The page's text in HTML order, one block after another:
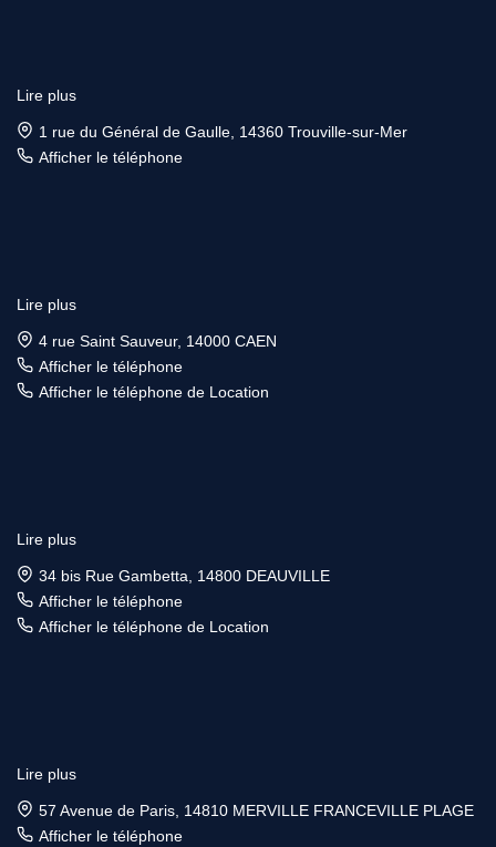
Lire plus
1 rue du Général de Gaulle, 14360 Trouville-sur-Mer
Afficher le téléphone
Lire plus
4 rue Saint Sauveur, 14000 CAEN
Afficher le téléphone
Afficher le téléphone de Location
Lire plus
34 bis Rue Gambetta, 14800 DEAUVILLE
Afficher le téléphone
Afficher le téléphone de Location
Lire plus
57 Avenue de Paris, 14810 MERVILLE FRANCEVILLE PLAGE
Afficher le téléphone